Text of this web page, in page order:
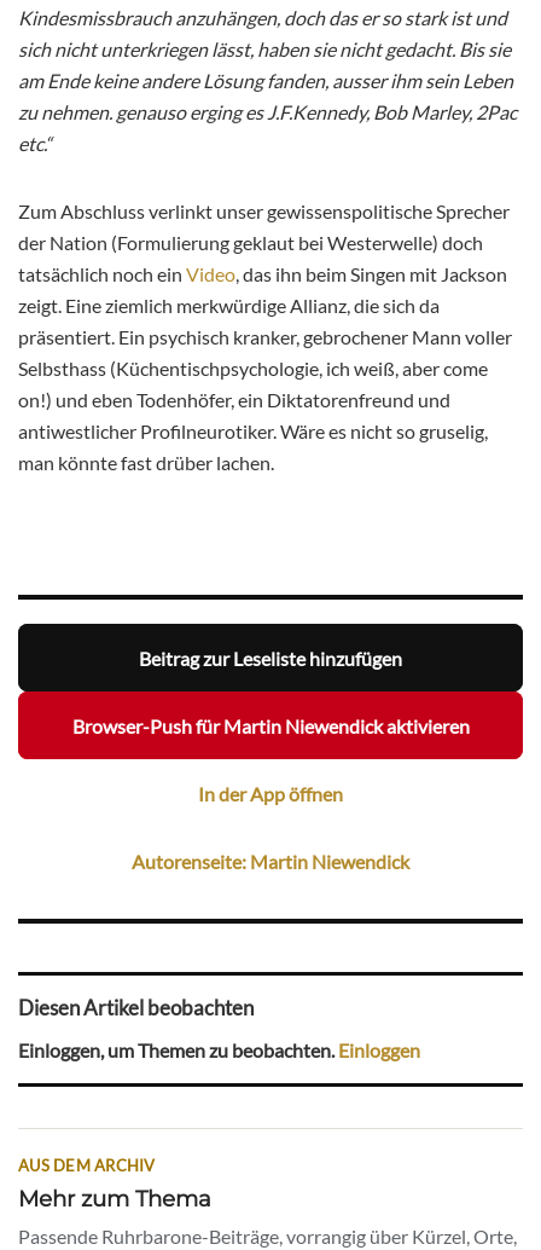
Kindesmissbrauch anzuhängen, doch das er so stark ist und
sich nicht unterkriegen lässt, haben sie nicht gedacht. Bis sie
am Ende keine andere Lösung fanden, ausser ihm sein Leben
zu nehmen. genauso erging es J.F.Kennedy, Bob Marley, 2Pac
etc.“
Zum Abschluss verlinkt unser gewissenspolitische Sprecher
der Nation (Formulierung geklaut bei Westerwelle) doch
tatsächlich noch ein Video, das ihn beim Singen mit Jackson
zeigt. Eine ziemlich merkwürdige Allianz, die sich da
präsentiert. Ein psychisch kranker, gebrochener Mann voller
Selbsthass (Küchentischpsychologie, ich weiß, aber come
on!) und eben Todenhöfer, ein Diktatorenfreund und
antiwestlicher Profilneurotiker. Wäre es nicht so gruselig,
man könnte fast drüber lachen.
Beitrag zur Leseliste hinzufügen
Browser-Push für Martin Niewendick aktivieren
In der App öffnen
Autorenseite: Martin Niewendick
Diesen Artikel beobachten
Einloggen, um Themen zu beobachten.Einloggen
AUS DEM ARCHIV
Mehr zum Thema
Passende Ruhrbarone-Beiträge, vorrangig über Kürzel, Orte,